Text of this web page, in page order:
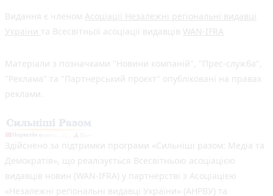
Видання є членом Асоціації Незалежні регіональні видавці
України та Всесвітньої асоціації видавців WAN-IFRA
Матеріали з позначками "Новини компаній", "Прес-служба",
"Реклама" та "Партнерський проєкт" опубліковані на правах
реклами.
Здійснено за підтримки програми «Сильніші разом: Медіа та
Демократія», що реалізується Всесвітньою асоціацією
видавців новин (WAN-IFRA) у партнерстві з Асоціацією
«Незалежні регіональні видавці України» (АНРВУ) та